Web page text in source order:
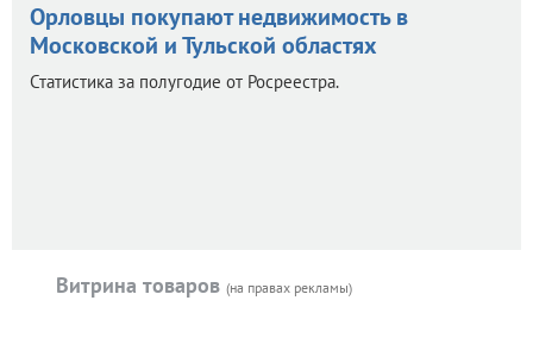
Орловцы покупают недвижимость в
Московской и Тульской областях
Статистика за полугодие от Росреестра.
Витрина товаров (на правах рекламы)